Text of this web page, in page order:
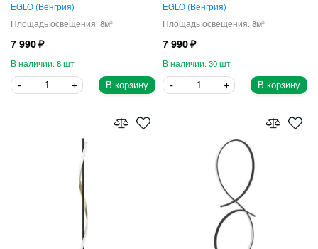
EGLO Венгрия
8
7 990
8
В корзину
EGLO Венгрия
8
7 990
30
В корзину